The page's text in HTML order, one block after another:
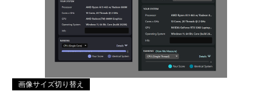
画像サイズ切り替え